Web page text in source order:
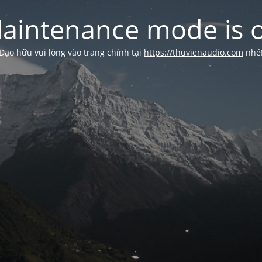
mode is
hữu vui lòng vào trang chính tại https://thuvienaudio.com